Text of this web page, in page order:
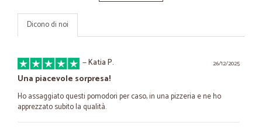
Dicono di noi
26/12/2025
—Katia P.
Una piacevole sorpresa!
Ho assaggiato questi pomodori per caso, in una pizzeria e ne ho
apprezzato subito la qualità.